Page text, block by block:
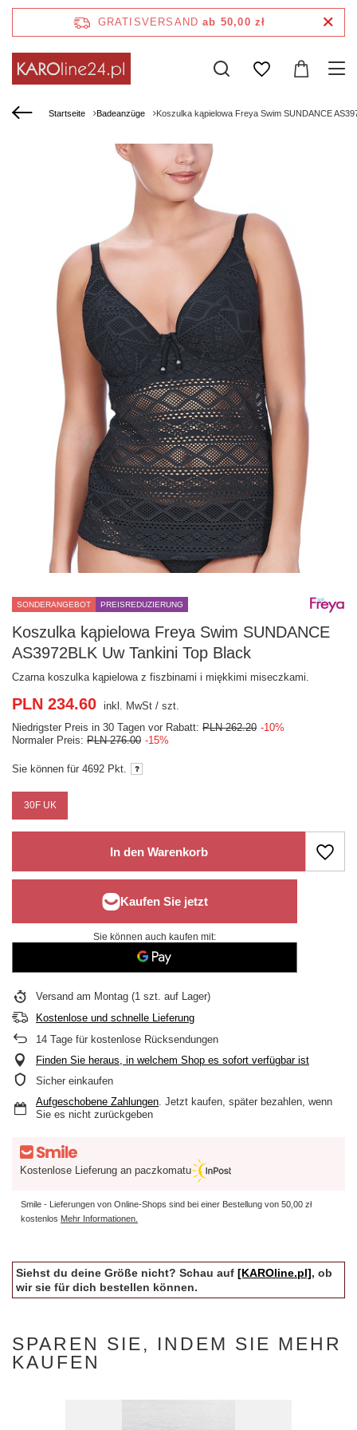
GRATISVERSAND ab 50,00 zł
Startseite Badeanzüge Koszulka kąpielowa Freya Swim SUNDANCE
SONDERANGEBOT PREISREDUZIERUNG
Koszulka kąpielowa Freya Swim SUNDANCE
AS3972BLK Uw Tankini Top Black
Czarna koszulka kąpielowa z fiszbinami i miękkimi miseczkami.
30F UK
PLN 234.60 inkl. MwSt / szt.
Niedrigster Preis in 30 Tagen vor Rabatt: PLN 262.20 -10%
Normaler Preis: PLN 276.00 -15%
Sie können für 4692 Pkt.
In den Warenkorb
Sie können auch kaufen mit:
Versand am Montag (1 szt. auf Lager)
Kostenlose und schnelle Lieferung
14 Tage für kostenlose Rücksendungen
Finden Sie heraus, in welchem Shop es sofort verfügbar ist
Sicher einkaufen
Aufgeschobene Zahlungen. Jetzt kaufen, später bezahlen, wenn
Sie es nicht zurückgeben
Kostenlose Lieferung an paczkomatu
Smile - Lieferungen von Online-Shops sind bei einer Bestellung von 50,00 zł
kostenlos Mehr Informationen.
Siehst du deine Größe nicht? Schau auf [KAROline.pl], ob
wir sie für dich bestellen können.
SPAREN SIE, INDEM SIE MEHR
KAUFEN